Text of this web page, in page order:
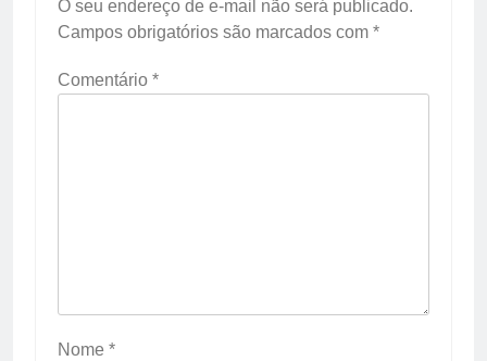
O seu endereço de e-mail não será publicado.
Campos obrigatórios são marcados com *
Comentário *
Nome *